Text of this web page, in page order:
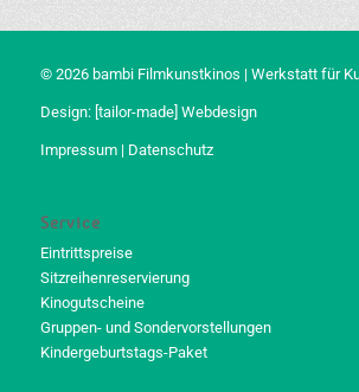
© 2026 bambi Filmkunstkinos | Werkstatt für
Design: [tailor-made] Webdesign
Impressum| Datenschutz
Service
Eintrittspreise
Sitzreihenreservierung
Kinogutscheine
Gruppen- und Sondervorstellungen
Kindergeburtstags-Paket